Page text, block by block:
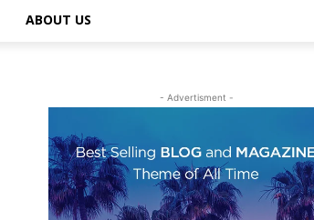
ABOUT US
- Advertisment -